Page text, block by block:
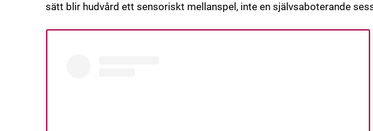
sätt blir hudvård ett sensoriskt mellanspel, inte en självsaboterande